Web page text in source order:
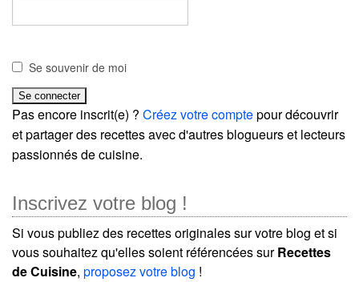
Se souvenir de moi
Pas encore inscrit(e) ? Créez votre comptepour découvrir
et partager des recettes avec d'autres blogueurs et lecteurs
passionnés de cuisine.
Inscrivez votre blog !
Si vous publiez des recettes originales sur votre blog et si
vous souhaitez qu'elles soient référencées surRecettes
de Cuisine, proposez votre blog !